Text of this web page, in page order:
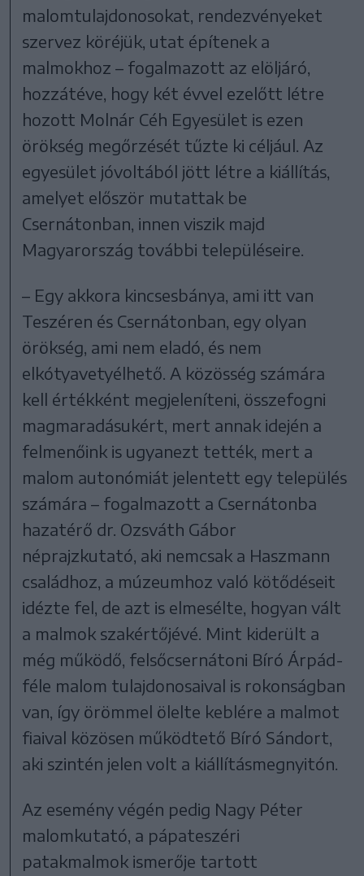
malomtulajdonosokat, rendezvényeket
szervez köréjük, utat építenek a
malmokhoz – fogalmazott az elöljáró,
hozzátéve, hogy két évvel ezelőtt létre
hozott Molnár Céh Egyesület is ezen
örökség megőrzését tűzte ki céljául. Az
egyesület jóvoltából jött létre a kiállítás,
amelyet először mutattak be
Csernátonban, innen viszik majd
Magyarország további településeire.
– Egy akkora kincsesbánya, ami itt van
Teszéren és Csernátonban, egy olyan
örökség, ami nem eladó, és nem
elkótyavetyélhető. A közösség számára
kell értékként megjeleníteni, összefogni
magmaradásukért, mert annak idején a
felmenőink is ugyanezt tették, mert a
malom autonómiát jelentett egy település
számára – fogalmazott a Csernátonba
hazatérő dr. Ozsváth Gábor
néprajzkutató, aki nemcsak a Haszmann
családhoz, a múzeumhoz való kötődéseit
idézte fel, de azt is elmesélte, hogyan vált
a malmok szakértőjévé. Mint kiderült a
még működő, felsőcsernátoni Bíró Árpád-
féle malom tulajdonosaival is rokonságban
van, így örömmel ölelte keblére a malmot
fiaival közösen működtető Bíró Sándort,
aki szintén jelen volt a kiállításmegnyitón.
Az esemény végén pedig Nagy Péter
malomkutató, a pápateszéri
patakmalmok ismerője tartott